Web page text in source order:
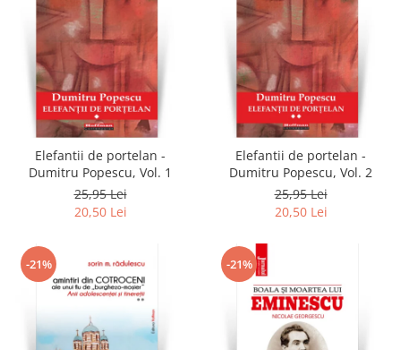
Elefantii de portelan -
Dumitru Popescu, Vol. 1
25,95 Lei
20,50 Lei
Elefantii de portelan -
Dumitru Popescu, Vol. 2
25,95 Lei
20,50 Lei
-21% -21%